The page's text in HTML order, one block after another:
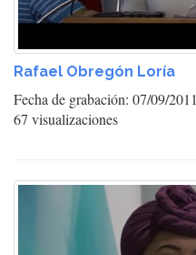
Rafael Obregón Loría
Fecha de grabación: 07/09/2011
67 visualizaciones